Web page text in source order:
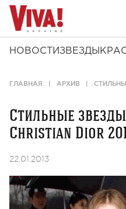
НОВОСТИ ЗВЕЗДЫ
ГЛАВНАЯ АРХИВ
Стильные
Christian Dior
22.01.2013